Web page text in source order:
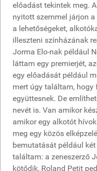
előadást tekintek meg.
nyitott szemmel járjon
a lehetőségeket,
illeszteni színházának
Jorma Elo-nak például
láttam egy premierjét,
egy előadását például
mert úgy találtam,
együttesnek. De
nevét is. Van amikor
amikor egy alkotót
meg egy közös
bemutatását például
találtam: a zeneszerző
kötődik, Roland Petit